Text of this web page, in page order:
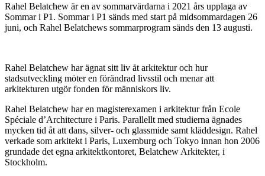
Rahel Belatchew är en av sommarvärdarna i 2021 års upplaga av
Sommar i P1. Sommar i P1 sänds med start på midsommardagen 26
juni, och Rahel Belatchews sommarprogram sänds den 13 augusti.
Rahel Belatchew har ägnat sitt liv åt arkitektur och hur
stadsutveckling möter en förändrad livsstil och menar att
arkitekturen utgör fonden för människors liv.
Rahel Belatchew har en magisterexamen i arkitektur från Ecole
Spéciale d’Architecture i Paris. Parallellt med studierna ägnades
mycken tid åt att dans, silver- och glassmide samt kläddesign. Rahel
verkade som arkitekt i Paris, Luxemburg och Tokyo innan hon 2006
grundade det egna arkitektkontoret, Belatchew Arkitekter, i
Stockholm.